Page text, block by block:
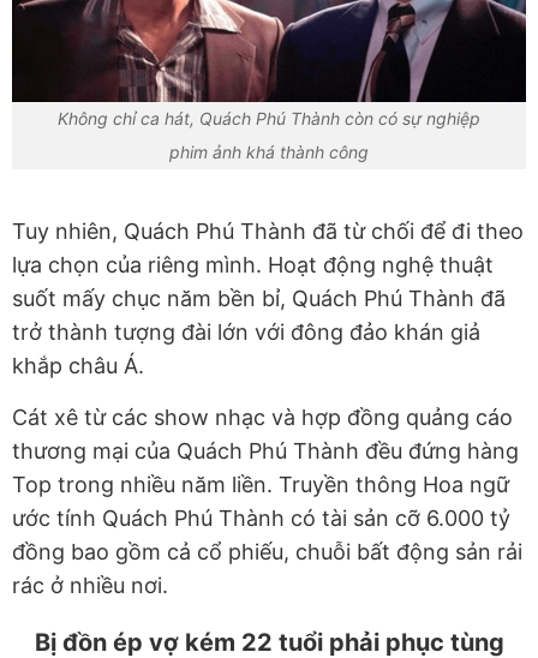
Không chỉ ca hát, Quách Phú Thành còn có sự nghiệp
phim ảnh khá thành công
Tuy nhiên, Quách Phú Thành đã từ chối để đi theo
lựa chọn của riêng mình. Hoạt động nghệ thuật
suốt mấy chục năm bền bỉ, Quách Phú Thành đã
trở thành tượng đài lớn với đông đảo khán giả
khắp châu Á.
Cát xê từ các show nhạc và hợp đồng quảng cáo
thương mại của Quách Phú Thành đều đứng hàng
Top trong nhiều năm liền. Truyền thông Hoa ngữ
ước tính Quách Phú Thành có tài sản cỡ 6.000 tỷ
đồng bao gồm cả cổ phiếu, chuỗi bất động sản rải
rác ở nhiều nơi.
Bị đồn ép vợ kém 22 tuổi phải phục tùng